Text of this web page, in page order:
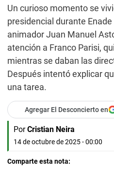
Un curioso momento se
presidencial durante Enade
animador Juan Manuel
atención a Franco Parisi,
mientras se daban las
Después intentó explicar
una tarea.
Agregar El Desconcierto en
Por Cristian Neira
14 de octubre de 2025 - 00:00
Comparte esta nota: